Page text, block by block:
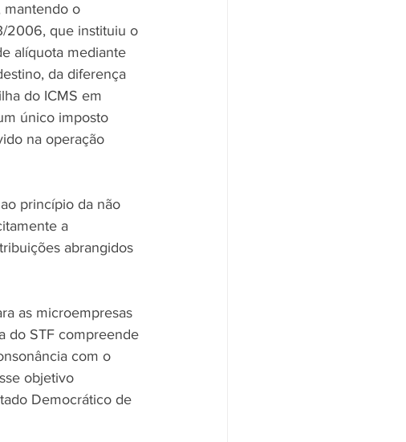
mantendo o
2006, que instituiu o
alíquota mediante
da diferença
do ICMS em
único imposto
na operação
princípio da não
a
abrangidos
as microempresas
do STF compreende
com o
objetivo
Democrático de